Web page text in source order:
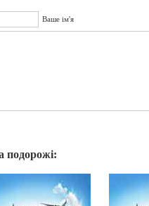
Ваше ім'я
подорожі: